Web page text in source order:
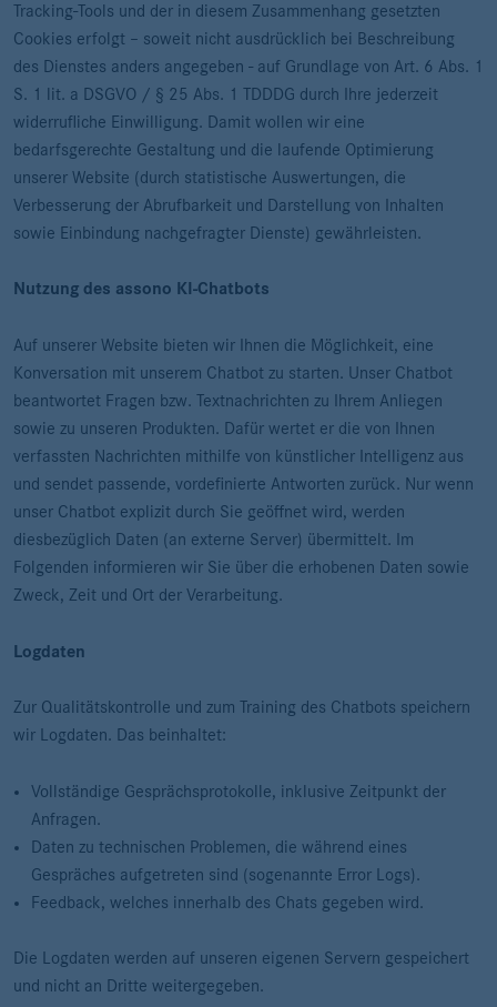
Tracking-Tools und der in diesem Zusammenhang gesetzten
Cookies erfolgt – soweit nicht ausdrücklich bei Beschreibung
des Dienstes anders angegeben - auf Grundlage von Art. 6 Abs. 1
S. 1 lit. a DSGVO / § 25 Abs. 1 TDDDG durch Ihre jederzeit
widerrufliche Einwilligung. Damit wollen wir eine
bedarfsgerechte Gestaltung und die laufende Optimierung
unserer Website (durch statistische Auswertungen, die
Verbesserung der Abrufbarkeit und Darstellung von Inhalten
sowie Einbindung nachgefragter Dienste) gewährleisten.
Nutzung des assono KI-Chatbots
Auf unserer Website bieten wir Ihnen die Möglichkeit, eine
Konversation mit unserem Chatbot zu starten. Unser Chatbot
beantwortet Fragen bzw. Textnachrichten zu Ihrem Anliegen
sowie zu unseren Produkten. Dafür wertet er die von Ihnen
verfassten Nachrichten mithilfe von künstlicher Intelligenz aus
und sendet passende, vordefinierte Antworten zurück. Nur wenn
unser Chatbot explizit durch Sie geöffnet wird, werden
diesbezüglich Daten (an externe Server) übermittelt. Im
Folgenden informieren wir Sie über die erhobenen Daten sowie
Zweck, Zeit und Ort der Verarbeitung.
Logdaten
Zur Qualitätskontrolle und zum Training des Chatbots speichern
wir Logdaten. Das beinhaltet:
Vollständige Gesprächsprotokolle, inklusive Zeitpunkt der
Anfragen.
Daten zu technischen Problemen, die während eines
Gespräches aufgetreten sind (sogenannte Error Logs).
Feedback, welches innerhalb des Chats gegeben wird.
Die Logdaten werden auf unseren eigenen Servern gespeichert
und nicht an Dritte weitergegeben.